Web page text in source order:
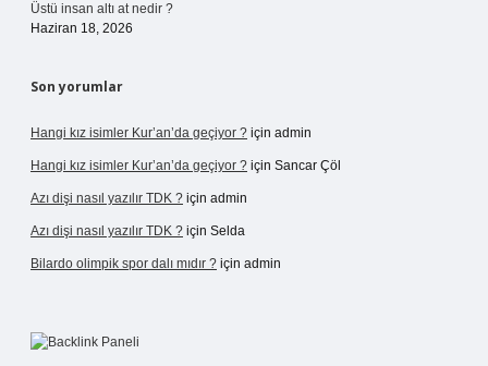
Üstü insan altı at nedir ?
Haziran 18, 2026
Son yorumlar
Hangi kız isimler Kur’an’da geçiyor ? için admin
Hangi kız isimler Kur’an’da geçiyor ? için Sancar Çöl
Azı dişi nasıl yazılır TDK ? için admin
Azı dişi nasıl yazılır TDK ? için Selda
Bilardo olimpik spor dalı mıdır ? için admin